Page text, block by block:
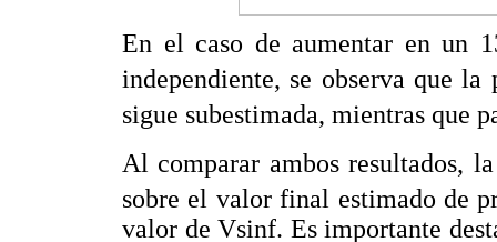
En el caso de aumentar en un
independiente, se observa que
sigue subestimada, mientras que
Al comparar ambos resultados,
sobre el valor final estimado de
valor de Vsinf. Es importante